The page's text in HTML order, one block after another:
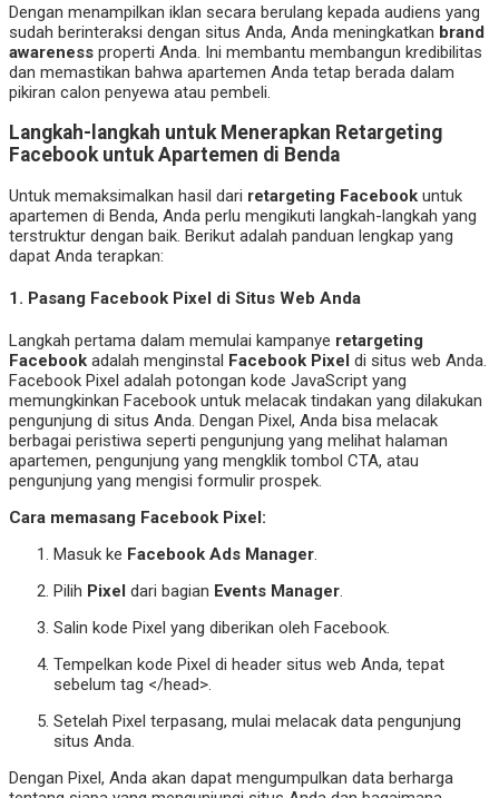
Dengan menampilkan iklan secara berulang kepada audiens yang
sudah berinteraksi dengan situs Anda, Anda meningkatkan brand
awareness properti Anda. Ini membantu membangun kredibilitas
dan memastikan bahwa apartemen Anda tetap berada dalam
pikiran calon penyewa atau pembeli.
Langkah-langkah untuk Menerapkan Retargeting
Facebook untuk Apartemen di Benda
Untuk memaksimalkan hasil dari retargeting Facebook untuk
apartemen di Benda, Anda perlu mengikuti langkah-langkah yang
terstruktur dengan baik. Berikut adalah panduan lengkap yang
dapat Anda terapkan:
1. Pasang Facebook Pixel di Situs Web Anda
Langkah pertama dalam memulai kampanye retargeting
Facebook adalah menginstal Facebook Pixel di situs web Anda.
Facebook Pixel adalah potongan kode JavaScript yang
memungkinkan Facebook untuk melacak tindakan yang dilakukan
pengunjung di situs Anda. Dengan Pixel, Anda bisa melacak
berbagai peristiwa seperti pengunjung yang melihat halaman
apartemen, pengunjung yang mengklik tombol CTA, atau
pengunjung yang mengisi formulir prospek.
Cara memasang Facebook Pixel:
Masuk ke Facebook Ads Manager.
Pilih Pixel dari bagian Events Manager.
Salin kode Pixel yang diberikan oleh Facebook.
Tempelkan kode Pixel di header situs web Anda, tepat
sebelum tag </head>.
Setelah Pixel terpasang, mulai melacak data pengunjung
situs Anda.
Dengan Pixel, Anda akan dapat mengumpulkan data berharga